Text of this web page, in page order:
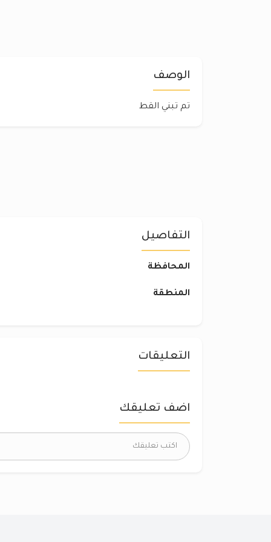
الوصف
تم تبني القط
التفاصيل
المحافظة
المنطقة
التعليقات
اضف تعليقك